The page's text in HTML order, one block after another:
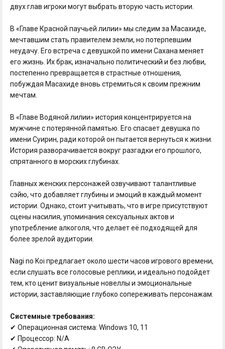
двух глав игроки могут выбрать вторую часть истории.
В «Главе Красной паучьей лилии» мы следим за Масахиде,
мечтавшим стать правителем земли, но потерпевшим
неудачу. Его встреча с девушкой по имени Сахана меняет
его жизнь. Их брак, изначально политический и без любви,
постепенно превращается в страстные отношения,
побуждая Масахиде вновь стремиться к своим прежним
мечтам.
В «Главе Водяной лилии» история концентрируется на
мужчине с потерянной памятью. Его спасает девушка по
имени Суирин, ради которой он пытается вернуться к жизни.
История разворачивается вокруг разгадки его прошлого,
спрятанного в морских глубинах.
Главных женских персонажей озвучивают талантливые
сэйю, что добавляет глубины и эмоций в каждый момент
истории. Однако, стоит учитывать, что в игре присутствуют
сцены насилия, упоминания сексуальных актов и
употребление алкоголя, что делает её подходящей для
более зрелой аудитории.
Nagi no Koi предлагает около шести часов игрового времени,
если слушать все голосовые реплики, и идеально подойдет
тем, кто ценит визуальные новеллы и эмоциональные
истории, заставляющие глубоко сопереживать персонажам.
Системные требования:
✔ Операционная система: Windows 10, 11
✔ Процессор: N/A